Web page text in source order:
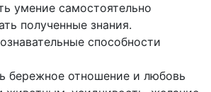
умение самостоятельно
полученные знания.
способности
бережное отношение и любовь